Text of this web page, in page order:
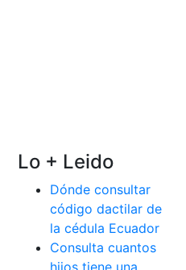
Lo + Leido
Dónde consultar
código dactilar de
la cédula Ecuador
Consulta cuantos
hijos tiene una